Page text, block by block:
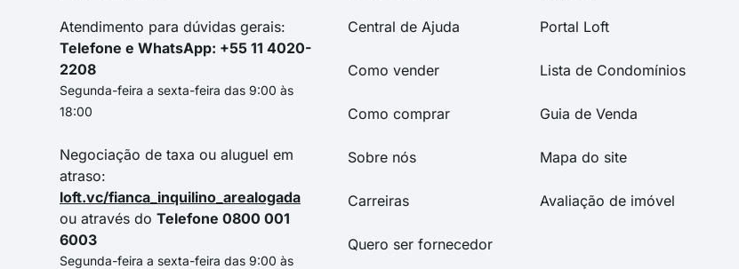
Atendimento para dúvidas gerais:
Telefone e WhatsApp: +55 11 4020-
2208
Segunda-feira a sexta-feira das 9:00 às
18:00
Negociação de taxa ou aluguel em
atraso:
loft.vc/fianca_inquilino_arealogada
ou através do Telefone 0800 001
6003
Segunda-feira a sexta-feira das 9:00 às
Central de Ajuda
Como vender
Como comprar
Sobre nós
Carreiras
Quero ser fornecedor
Portal Loft
Lista de Condomínios
Guia de Venda
Mapa do site
Avaliação de imóvel